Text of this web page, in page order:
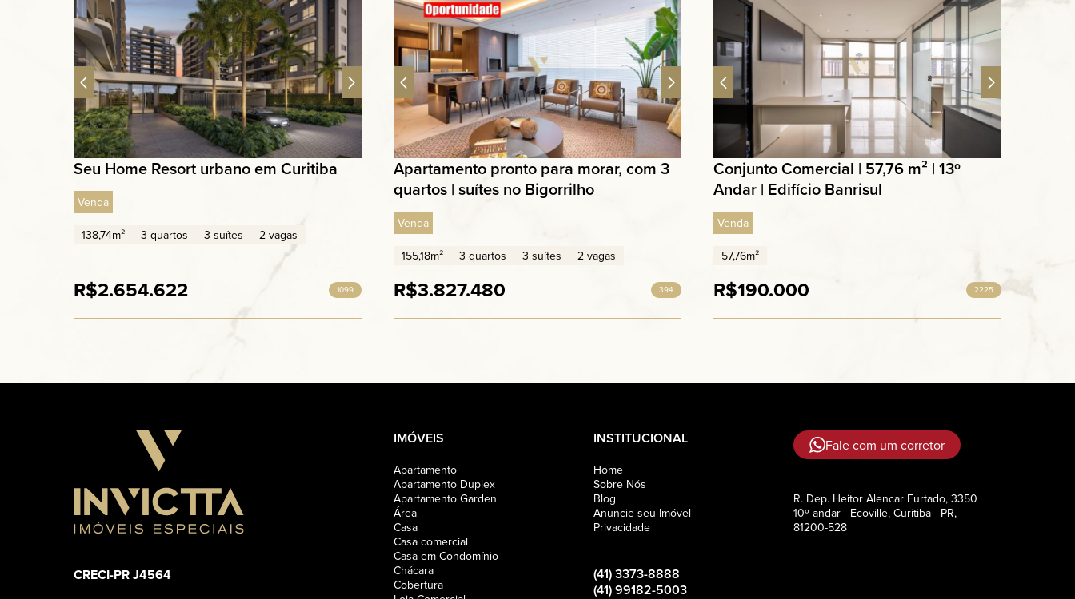
Seu Home Resort urbano em Curitiba
Venda
138,74m² 3 quartos 3 suítes 2 vagas
R$2.654.622 1099
Apartamento pronto para morar, com 3
quartos | suítes no Bigorrilho
Venda
155,18m² 3 quartos 3 suítes 2 vagas
R$3.827.480 394
Conjunto Comercial | 57,76 m² | 13º
Andar | Edifício Banrisul
Venda
57,76m²
R$190.000 2225
CRECI-PR J4564
IMÓVEIS
Apartamento
Apartamento Duplex
Apartamento Garden
Área
Casa
Casa comercial
Casa em Condomínio
Chácara
Cobertura
INSTITUCIONAL
Home
Sobre Nós
Blog
Anuncie seu Imóvel
Privacidade
(41) 3373-8888
(41) 99182-5003
Fale com um corretor
R. Dep. Heitor Alencar Furtado, 3350
10º andar - Ecoville, Curitiba - PR,
81200-528